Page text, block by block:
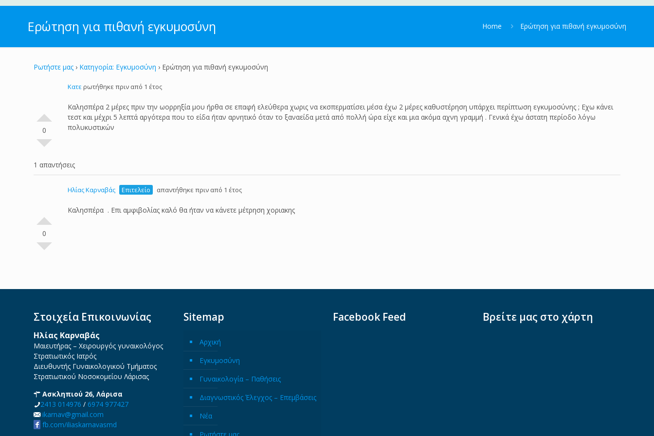
Ερώτηση για πιθανή εγκυμοσύνη Home Ερώτηση για πιθανή εγκυμοσύνη
Ρωτήστε μας › Κατηγορία: Εγκυμοσύνη › Ερώτηση για πιθανή εγκυμοσύνη
0
Κατε ρωτήθηκε πριν από 1 έτος
Καλησπέρα 2 μέρες πριν την ωορρηξία μου ήρθα σε επαφή ελεύθερα χωρις να εκσπερματίσει μέσα έχω 2 μέρες καθυστέρηση υπάρχει περίπτωση εγκυμοσύνης ; Εχω κάνει
τεστ και μέχρι 5 λεπτά αργότερα που το είδα ήταν αρνητικό όταν το ξαναείδα μετά από πολλή ώρα είχε και μια ακόμα αχνη γραμμή . Γενικά έχω άστατη περίοδο λόγω
πολυκυστικών
1 απαντήσεις
0
Ηλίας Καρναβάς Επιτελείο απαντήθηκε πριν από 1 έτος
Καλησπέρα . Επι αμφιβολίας καλό θα ήταν να κάνετε μέτρηση χοριακης
Στοιχεία Επικοινωνίας
Ηλίας Καρναβάς
Μαιευτήρας – Χειρουργός γυναικολόγος
Στρατιωτικός Ιατρός
Διευθυντής Γυναικολογικού Τμήματος
Στρατιωτικού Νοσοκομείου Λάρισας
Ασκληπιού 26, Λάρισα
2413 014976 / 6974 977427
ikarnav@gmail.com
fb.com/iliaskarnavasmd
Sitemap
Αρχική
Εγκυμοσύνη
Γυναικολογία – Παθήσεις
Διαγνωστικός Έλεγχος – Επεμβάσεις
Νέα
Facebook Feed Βρείτε μας στο χάρτη